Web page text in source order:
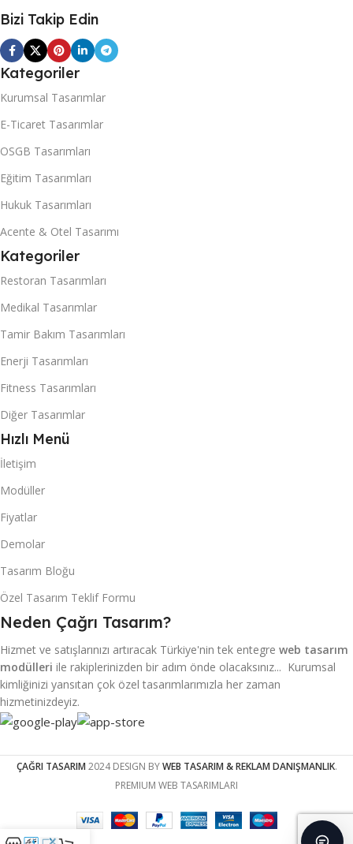
Bizi Takip Edin
Kategoriler
Kurumsal Tasarımlar
E-Ticaret Tasarımlar
OSGB Tasarımları
Eğitim Tasarımları
Hukuk Tasarımları
Acente & Otel Tasarımı
Kategoriler
Restoran Tasarımları
Medikal Tasarımlar
Tamir Bakım Tasarımları
Enerji Tasarımları
Fitness Tasarımları
Diğer Tasarımlar
Hızlı Menü
İletişim
Modüller
Fiyatlar
Demolar
Tasarım Bloğu
Özel Tasarım Teklif Formu
Neden Çağrı Tasarım?
Hizmet ve satışlarınızı artıracak Türkiye'nin tek entegre web tasarım
modülleri ile rakiplerinizden bir adım önde olacaksınız... Kurumsal
kimliğinizi yansıtan çok özel tasarımlarımızla her zaman
hizmetinizdeyiz.
ÇAĞRI TASARIM 2024 DESIGN BYWEB TASARIM & REKLAM DANIŞMANLIK.
PREMIUM WEB TASARIMLARI